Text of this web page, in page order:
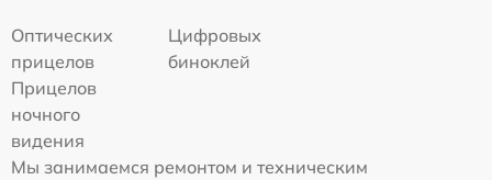
Оптических
прицелов
Цифровых
биноклей
Прицелов
ночного
видения
Мы занимаемся ремонтом и техническим